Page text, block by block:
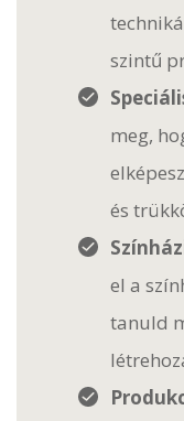
szintű
meg,
és
el a
tanuld